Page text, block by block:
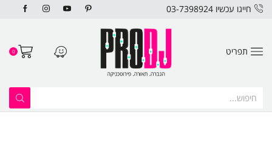
חייגו עכשיו 03-7398924
תפריט 0